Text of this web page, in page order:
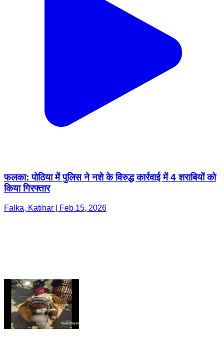
फलका: पोठिया में पुलिस ने नशे के विरुद्ध कार्रवाई में 4 शराबियों को
किया गिरफ्तार
Falka, Katihar | Feb 15, 2026